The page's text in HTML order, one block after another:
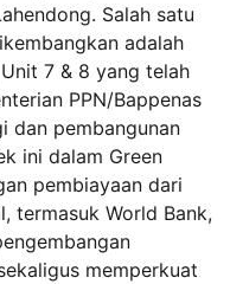
Salah satu
adalah
7 & 8 yang telah
PPN/Bappenas
dan pembangunan
ini dalam Green
pembiayaan dari
termasuk World Bank,
memperkuat